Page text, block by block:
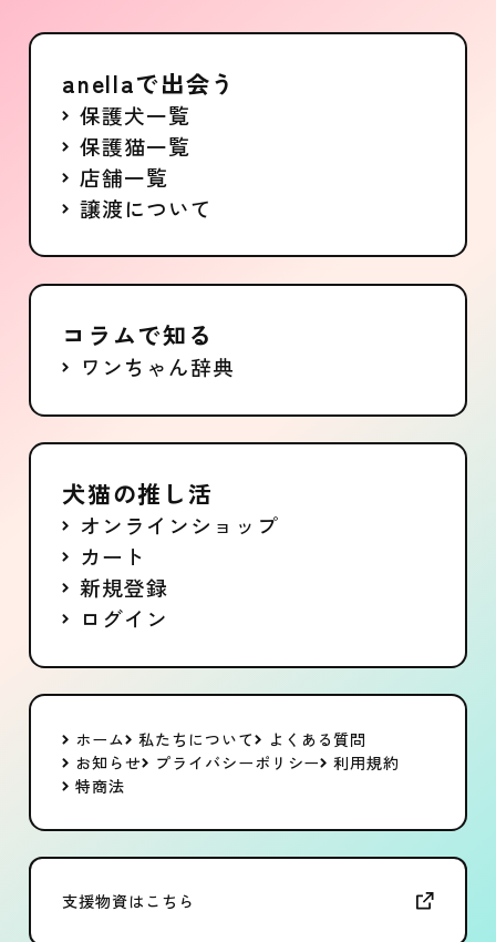
anellaで出会う
保護犬一覧
保護猫一覧
店舗一覧
譲渡について
コラムで知る
ワンちゃん辞典
犬猫の推し活
オンラインショップ
カート
新規登録
ログイン
ホーム 私たちについて
よくある質問
お知らせ
プライバシーポリシー 利用規約
特商法
支援物資はこちら